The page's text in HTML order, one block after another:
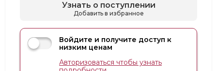
Узнать о поступлении
Добавить в избранное
Войдите и получите доступ к
низким ценам
Авторизоваться чтобы узнать